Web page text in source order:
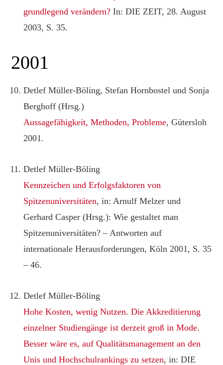
grundlegend verändern? In: DIE ZEIT, 28. August
2003, S. 35.
2001
Detlef Müller-Böling, Stefan Hornbostel und Sonja
Berghoff (Hrsg.)
Aussagefähigkeit, Methoden, Probleme, Gütersloh
2001.
Detlef Müller-Böling
Kennzeichen und Erfolgsfaktoren von
Spitzenuniversitäten, in: Arnulf Melzer und
Gerhard Casper (Hrsg.): Wie gestaltet man
Spitzenuniversitäten? – Antworten auf
internationale Herausforderungen, Köln 2001, S. 35
– 46.
Detlef Müller-Böling
Hohe Kosten, wenig Nutzen. Die Akkreditierung
einzelner Studiengänge ist derzeit groß in Mode.
Besser wäre es, auf Qualitätsmanagement an den
Unis und Hochschulrankings zu setzen, in: DIE